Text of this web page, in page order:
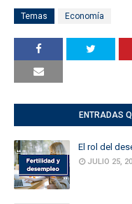
Temas Economía
ENTRADAS
El rol del
JULIO 25,